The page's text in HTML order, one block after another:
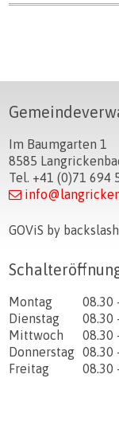
Footer
Im Baumgarten 1
8585
Tel. +41 (0)71 694
GOViS by backslash
Tag
Montag 08.30
Dienstag
08.30
Mittwoch
08.30
Donnerstag 08.30
Freitag
08.30